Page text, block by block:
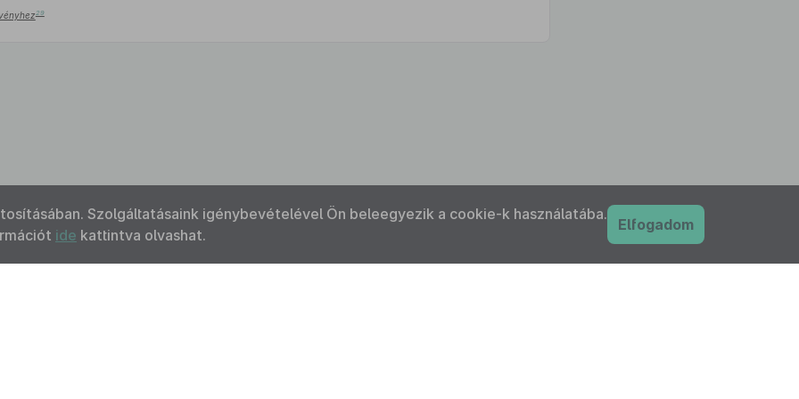
29
Szolgáltatásaink igénybevételével Ön beleegyezik a cookie-k használatába.
ide kattintva olvashat.
Elfogadom